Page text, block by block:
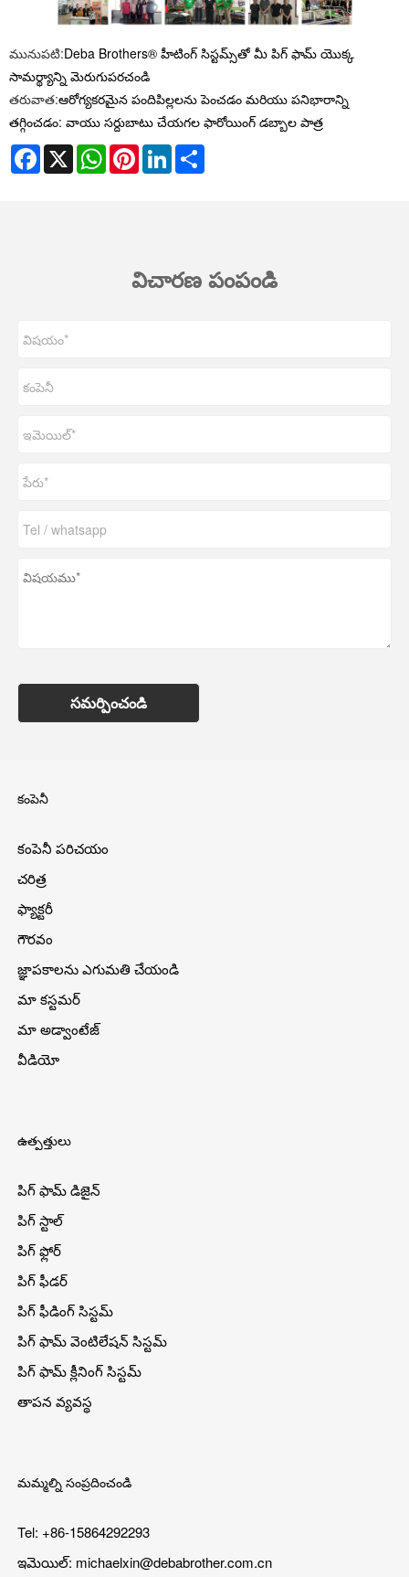
మునుపటి:Deba Brothers® హీటింగ్ సిస్టమ్స్‌తో మీ పిగ్ ఫామ్ యొక్క
సామర్థ్యాన్ని మెరుగుపరచండి
తరువాత:ఆరోగ్యకరమైన పందిపిల్లలను పెంచడం మరియు పనిభారాన్ని
తగ్గించడం: వాయు సర్దుబాటు చేయగల ఫారోయింగ్ డబ్బాల పాత్ర
Facebook
X WhatsAppPinterestLinkedIn
విచారణ పంపండి
సమర్పించండి
కంపెనీ
కంపెనీ పరిచయం
చరిత్ర
ఫ్యాక్టరీ
గౌరవం
జ్ఞాపకాలను ఎగుమతి చేయండి
మా కస్టమర్
మా అడ్వాంటేజ్
వీడియో
ఉత్పత్తులు
పిగ్ ఫామ్ డిజైన్
పిగ్ స్టాల్
పిగ్ ఫ్లోర్
పిగ్ ఫీడర్
పిగ్ ఫీడింగ్ సిస్టమ్
పిగ్ ఫామ్ వెంటిలేషన్ సిస్టమ్
పిగ్ ఫామ్ క్లీనింగ్ సిస్టమ్
తాపన వ్యవస్థ
మమ్మల్ని సంప్రదించండి
Tel: +86-15864292293
ఇమెయిల్: michaelxin@debabrother.com.cn